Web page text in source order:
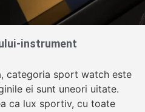
instrument
categoria sport watch este
ei sunt uneori uitate.
ca lux sportiv, cu toate